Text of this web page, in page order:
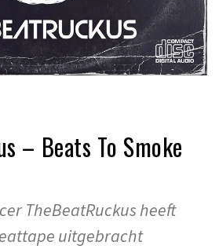
– Beats To Smoke
TheBeatRuckus heeft
uitgebracht